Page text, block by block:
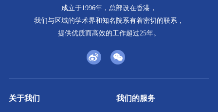
成立于1996年，总部设在香港，
我们与区域的学术界和知名院系有着密切的联系，
提供优质而高效的工作超过25年。
关于我们 我们的服务